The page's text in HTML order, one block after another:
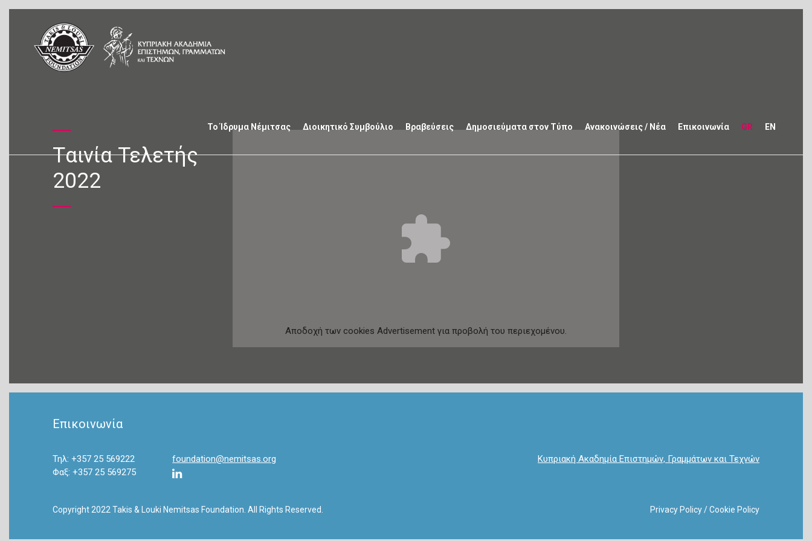
Το Ίδρυμα Νέμιτσας Διοικητικό Συμβούλιο Βραβεύσεις Δημοσιεύματα στον Τύπο Ανακοινώσεις / Νέα Επικοινωνία GR EN
Tαινία Τελετής
2022
Αποδοχή τωνcookies Advertisementγια προβολή του περιεχομένου.
Επικοινωνία
Τηλ: +357 25 569222
Φαξ: +357 25 569275
foundation@nemitsas.org Κυπριακή Ακαδημία Επιστημών, Γραμμάτων και Τεχνών
Copyright 2022 Takis & Louki Nemitsas Foundation. All Rights Reserved. Privacy Policy/Cookie Policy